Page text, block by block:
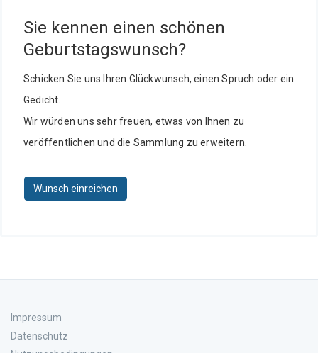
Sie kennen einen schönen
Geburtstagswunsch?
Schicken Sie uns Ihren Glückwunsch, einen Spruch oder ein
Gedicht.
Wir würden uns sehr freuen, etwas von Ihnen zu
veröffentlichen und die Sammlung zu erweitern.
Wunsch einreichen
Impressum
Datenschutz